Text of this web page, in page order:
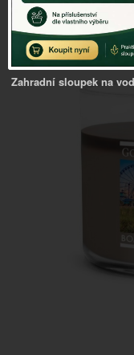
Zahradní sloupek na